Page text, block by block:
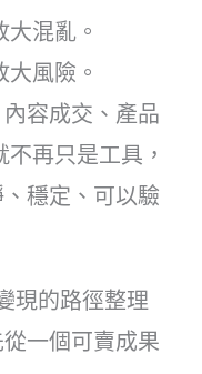
混亂。
風險。
容成交、產品
再只是工具，
穩定、可以驗
現的路徑整理
一個可賣成果